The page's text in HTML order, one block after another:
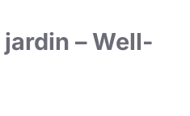
– Well-